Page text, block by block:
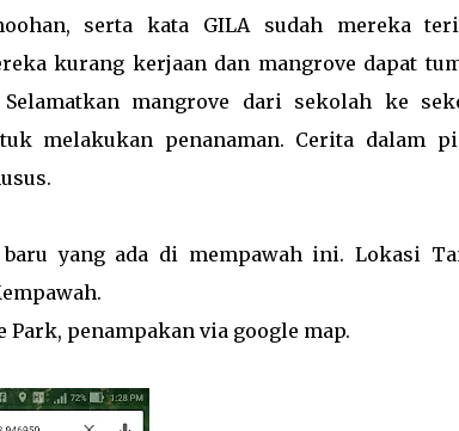
serta kata GILA sudah mereka
kurang kerjaan dan mangrove dapat
mangrove dari sekolah ke
melakukan penanaman. Cerita dalam
yang ada di mempawah ini. Lokasi
penampakan via google map.